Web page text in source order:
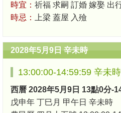
時宜： 祈福 求嗣 訂婚 嫁娶 出
時忌：
上梁 蓋屋 入殮
2028年5月9日 辛未時
13:00:00-14:59:59 辛未
西曆 2028年5月9日 13點0分-
戊申年 丁巳月 甲午日 辛未時